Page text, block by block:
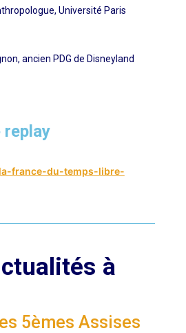
Université Paris
ancien PDG de Disneyland
replay
france-du-temps-libre-
à
5èmes Assises